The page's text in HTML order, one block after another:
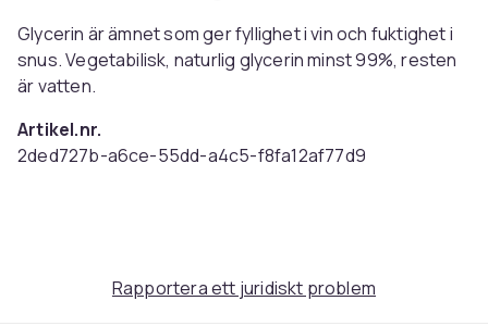
Glycerin är ämnet som ger fyllighet i vin och fuktighet i
snus. Vegetabilisk, naturlig glycerin minst 99%, resten
är vatten.
Artikel.nr.
2ded727b-a6ce-55dd-a4c5-f8fa12af77d9
Rapportera ett juridiskt problem